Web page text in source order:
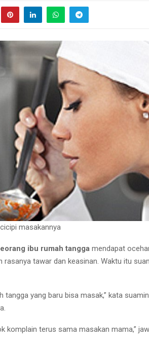
masakannya
ibu rumah tangga mendapat
rasanya tawar dan keasinan. Waktu itu
tangga yang baru bisa masak,” kata
komplain terus sama masakan mama,”